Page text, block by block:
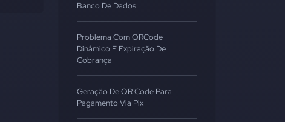
Banco De Dados
Problema Com QRCode
Dinâmico E Expiração De
Cobrança
Geração De QR Code Para
Pagamento Via Pix